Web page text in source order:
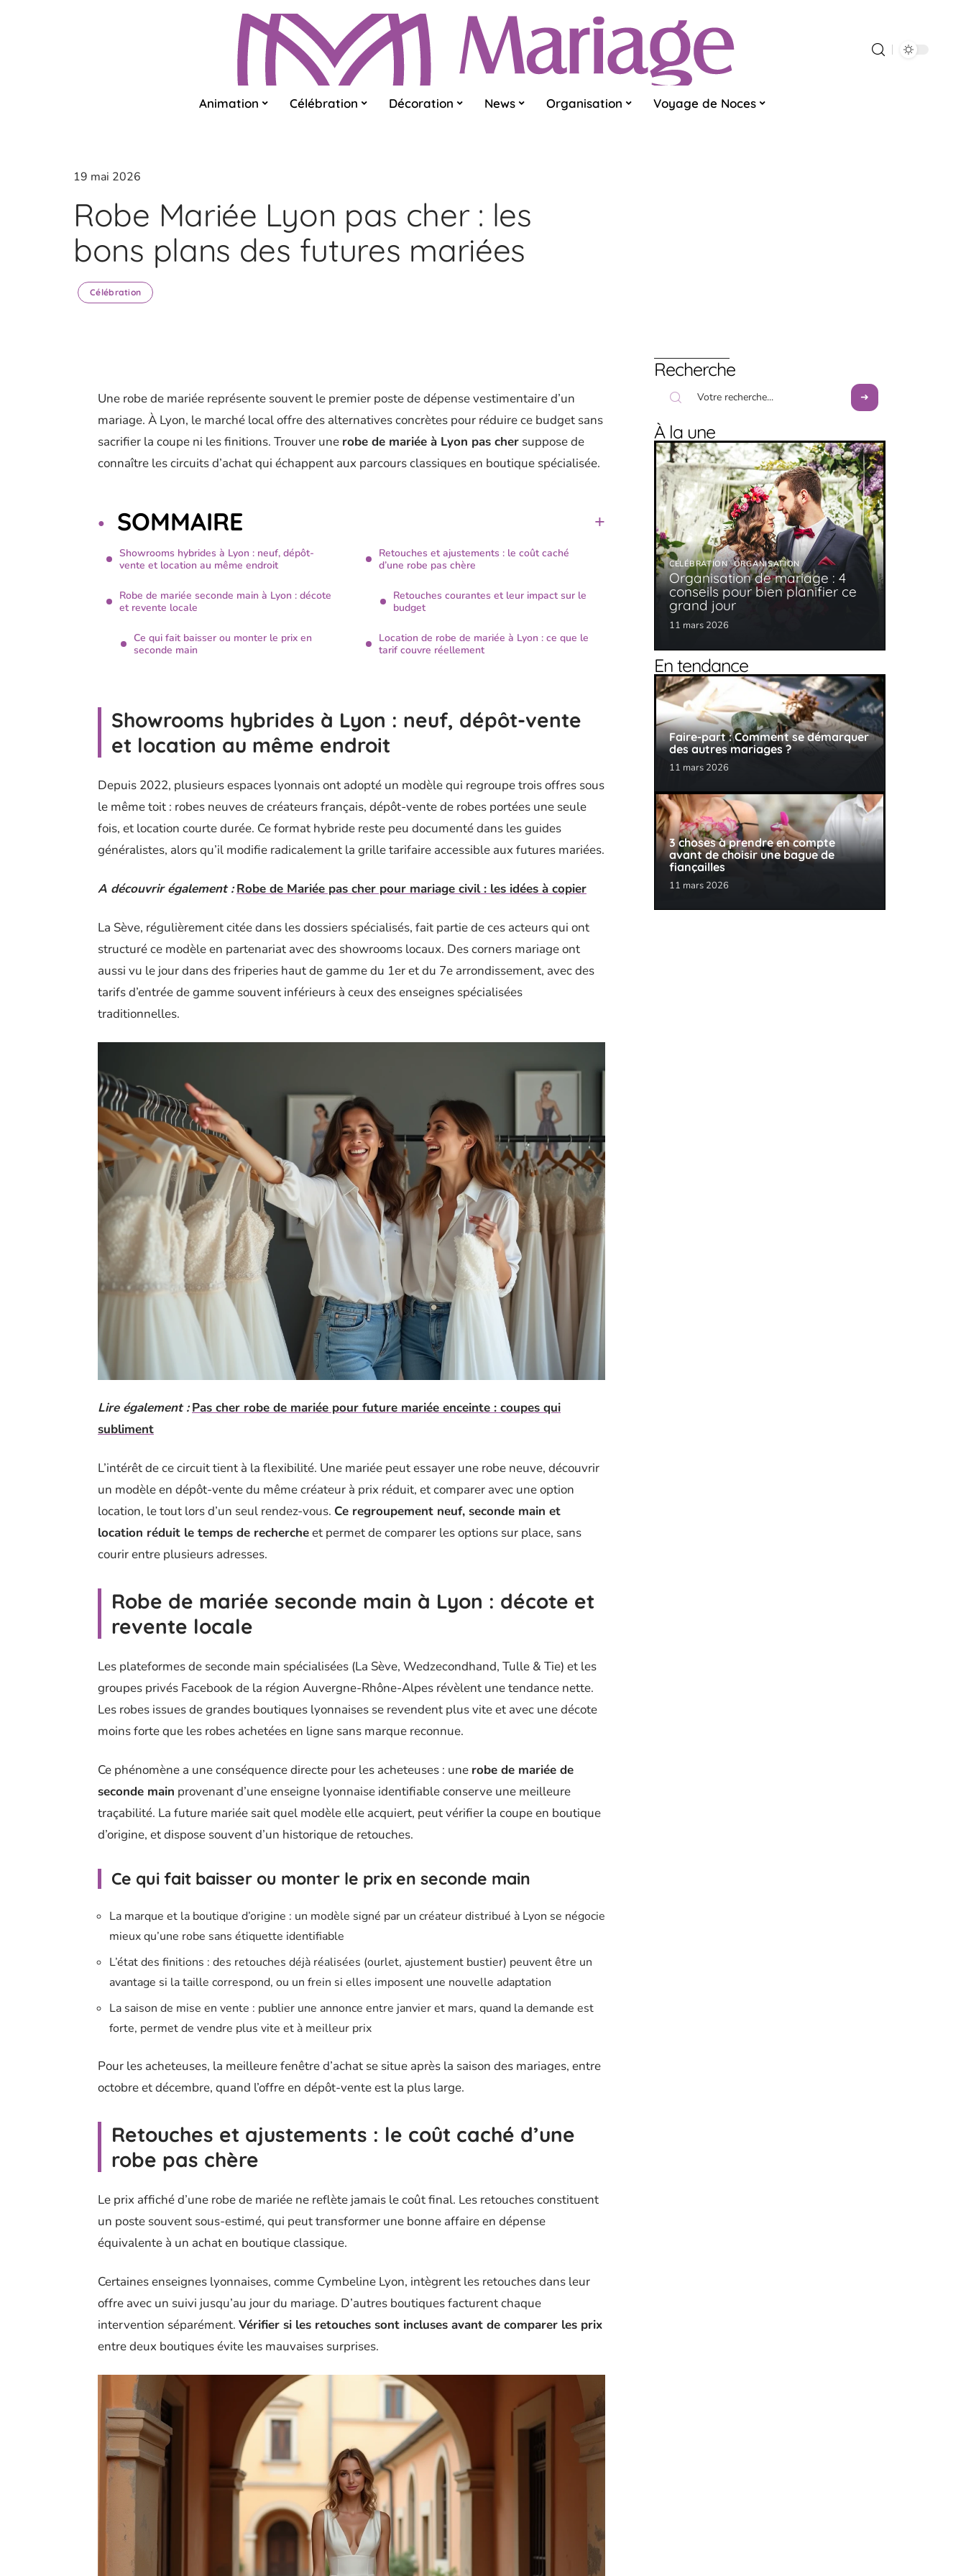
Animation Célébration Décoration News Organisation Voyage de Noces
19 mai 2026
Robe Mariée Lyon pas cher : les
bons plans des futures mariées
Célébration
Une robe de mariée représente souvent le premier poste de dépense vestimentaire d’un
mariage. À Lyon, le marché local offre des alternatives concrètes pour réduire ce budget sans
sacrifier la coupe ni les finitions. Trouver une robe de mariée à Lyon pas cher suppose de
connaître les circuits d’achat qui échappent aux parcours classiques en boutique spécialisée.
SOMMAIRE
Showrooms hybrides à Lyon : neuf, dépôt-
vente et location au même endroit
Robe de mariée seconde main à Lyon : décote
et revente locale
Ce qui fait baisser ou monter le prix en
seconde main
Retouches et ajustements : le coût caché
d’une robe pas chère
Retouches courantes et leur impact sur le
budget
Location de robe de mariée à Lyon : ce que le
tarif couvre réellement
Showrooms hybrides à Lyon : neuf, dépôt-vente
et location au même endroit
Depuis 2022, plusieurs espaces lyonnais ont adopté un modèle qui regroupe trois offres sous
le même toit : robes neuves de créateurs français, dépôt-vente de robes portées une seule
fois, et location courte durée. Ce format hybride reste peu documenté dans les guides
généralistes, alors qu’il modifie radicalement la grille tarifaire accessible aux futures mariées.
A découvrir également : Robe de Mariée pas cher pour mariage civil : les idées à copier
La Sève, régulièrement citée dans les dossiers spécialisés, fait partie de ces acteurs qui ont
structuré ce modèle en partenariat avec des showrooms locaux. Des corners mariage ont
aussi vu le jour dans des friperies haut de gamme du 1er et du 7e arrondissement, avec des
tarifs d’entrée de gamme souvent inférieurs à ceux des enseignes spécialisées
traditionnelles.
Lire également : Pas cher robe de mariée pour future mariée enceinte : coupes qui
subliment
L’intérêt de ce circuit tient à la flexibilité. Une mariée peut essayer une robe neuve, découvrir
un modèle en dépôt-vente du même créateur à prix réduit, et comparer avec une option
location, le tout lors d’un seul rendez-vous. Ce regroupement neuf, seconde main et
location réduit le temps de rechercheet permet de comparer les options sur place, sans
courir entre plusieurs adresses.
Robe de mariée seconde main à Lyon : décote et
revente locale
Les plateformes de seconde main spécialisées (La Sève, Wedzecondhand, Tulle & Tie) et les
groupes privés Facebook de la région Auvergne-Rhône-Alpes révèlent une tendance nette.
Les robes issues de grandes boutiques lyonnaises se revendent plus vite et avec une décote
moins forte que les robes achetées en ligne sans marque reconnue.
Ce phénomène a une conséquence directe pour les acheteuses : une robe de mariée de
seconde main provenant d’une enseigne lyonnaise identifiable conserve une meilleure
traçabilité. La future mariée sait quel modèle elle acquiert, peut vérifier la coupe en boutique
d’origine, et dispose souvent d’un historique de retouches.
Ce qui fait baisser ou monter le prix en seconde main
La marque et la boutique d’origine : un modèle signé par un créateur distribué à Lyon se négocie
mieux qu’une robe sans étiquette identifiable
L’état des finitions : des retouches déjà réalisées (ourlet, ajustement bustier) peuvent être un
avantage si la taille correspond, ou un frein si elles imposent une nouvelle adaptation
La saison de mise en vente : publier une annonce entre janvier et mars, quand la demande est
forte, permet de vendre plus vite et à meilleur prix
Pour les acheteuses, la meilleure fenêtre d’achat se situe après la saison des mariages, entre
octobre et décembre, quand l’offre en dépôt-vente est la plus large.
Retouches et ajustements : le coût caché d’une
robe pas chère
Le prix affiché d’une robe de mariée ne reflète jamais le coût final. Les retouches constituent
un poste souvent sous-estimé, qui peut transformer une bonne affaire en dépense
équivalente à un achat en boutique classique.
Certaines enseignes lyonnaises, comme Cymbeline Lyon, intègrent les retouches dans leur
offre avec un suivi jusqu’au jour du mariage. D’autres boutiques facturent chaque
intervention séparément. Vérifier si les retouches sont incluses avant de comparer les prix
entre deux boutiques évite les mauvaises surprises.
Recherche
À la une
CÉLÉBRATION ORGANISATION
Organisation de mariage : 4
conseils pour bien planifier ce
grand jour
11 mars 2026
En tendance
Faire-part : Comment se démarquer
des autres mariages ?
11 mars 2026
3 choses à prendre en compte
avant de choisir une bague de
fiançailles
11 mars 2026